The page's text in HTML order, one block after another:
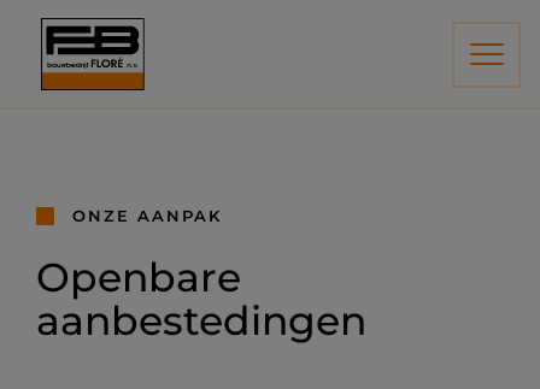
ONZE AANPAK
Openbare
aanbestedingen